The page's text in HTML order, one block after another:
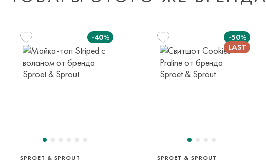
-40%
SPROET & SPROUT
-50%
SPROET & SPROUT